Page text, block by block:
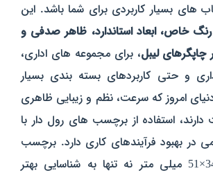
های بسیار کاربردی برای شما باشد. این
رنگ خاص، ابعاد استاندارد، ظاهر صدفی و
چاپگرهای لیبل، برای مجموعه‌ های اداری،
و حتی کاربردهای بسته‌ بندی بسیار
امروز که سرعت، نظم و زیبایی ظاهری
دارند، استفاده از برچسب‌ های رول‌ دار با
در بهبود فرآیندهای کاری دارد. برچسب
نارنجی صدفی 34×51 میلی‌ متر نه‌ تنها به شناسایی بهتر